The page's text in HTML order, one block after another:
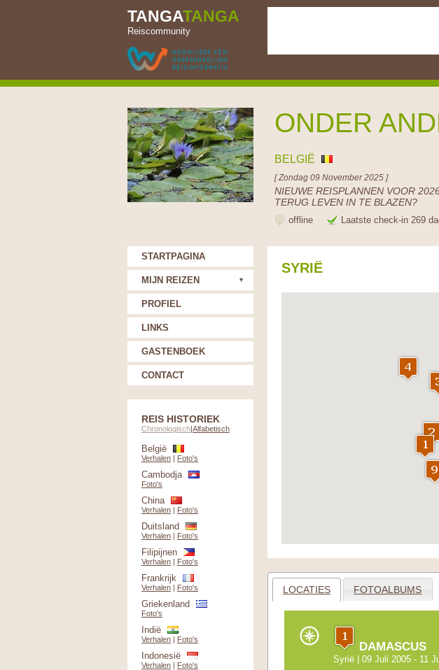
TANGATANGA
Reiscommunity
ONDER
BELGIË
[ Zondag 09 November 2025 ]
NIEUWE REISPLANNEN VOOR
TERUG LEVEN IN TE BLAZEN?
offline Laatste check-in 269
SYRIË
LOCATIES FOTOALBUMS
DAMASCUS
Syrië| 09 Juli 2005 - 11
STARTPAGINA
MIJN REIZEN
PROFIEL
LINKS
GASTENBOEK
CONTACT
REIS HISTORIEK
Chronologisch|Alfabetisch
België
Verhalen | Foto's
Cambodja
Foto's
China
Verhalen | Foto's
Duitsland
Verhalen | Foto's
Filipijnen
Verhalen | Foto's
Frankrijk
Verhalen | Foto's
Griekenland
Foto's
Indië
Verhalen | Foto's
Indonesië
Verhalen | Foto's